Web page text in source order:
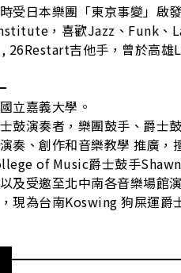
受日本樂團「東京事變」啟
，喜歡Jazz、Funk、
26Restart吉他手，曾於高雄
立嘉義大學。
鼓演奏者，樂團鼓手、爵士
奏、創作和音樂教學 推廣
of Music爵士鼓手
及受邀至北中南各音樂場館
現為台南Koswing 狗屎運爵